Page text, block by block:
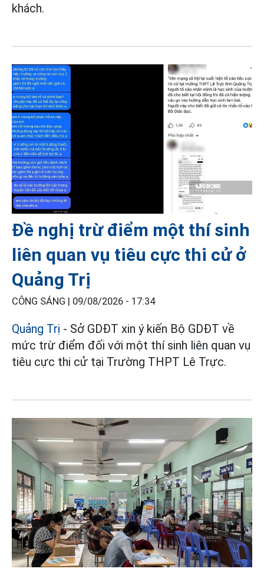
khách.
Đề nghị trừ điểm một thí sinh
liên quan vụ tiêu cực thi cử ở
Quảng Trị
CÔNG SÁNG | 09/08/2026 - 17:34
Quảng Trị - Sở GDĐT xin ý kiến Bộ GDĐT về
mức trừ điểm đối với một thí sinh liên quan vụ
tiêu cực thi cử tại Trường THPT Lê Trực.